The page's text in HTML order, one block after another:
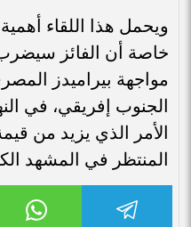
ويحمل هذا اللقاء
خاصة أن الفائز
مواجهة بيراميدز
الجنوب إفريقي، في
الأمر الذي يزيد من
المنتظر في المشهد